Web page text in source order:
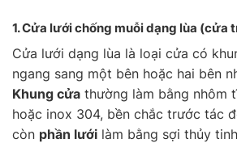
1. Cửa lưới chống muỗidạng lùa (cửa
Cửa lưới dạng lùa là loại cửa có
ngang sang một bên hoặc hai bên
Khung cửa thường làm bằng nhôm
hoặc inox 304, bền chắc trước tác
còn phần lưới làm bằng sợi thủy